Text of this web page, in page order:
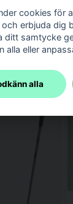
Skicka
cookies för
erbjuda dig
ditt samtycke
alla eller
alla